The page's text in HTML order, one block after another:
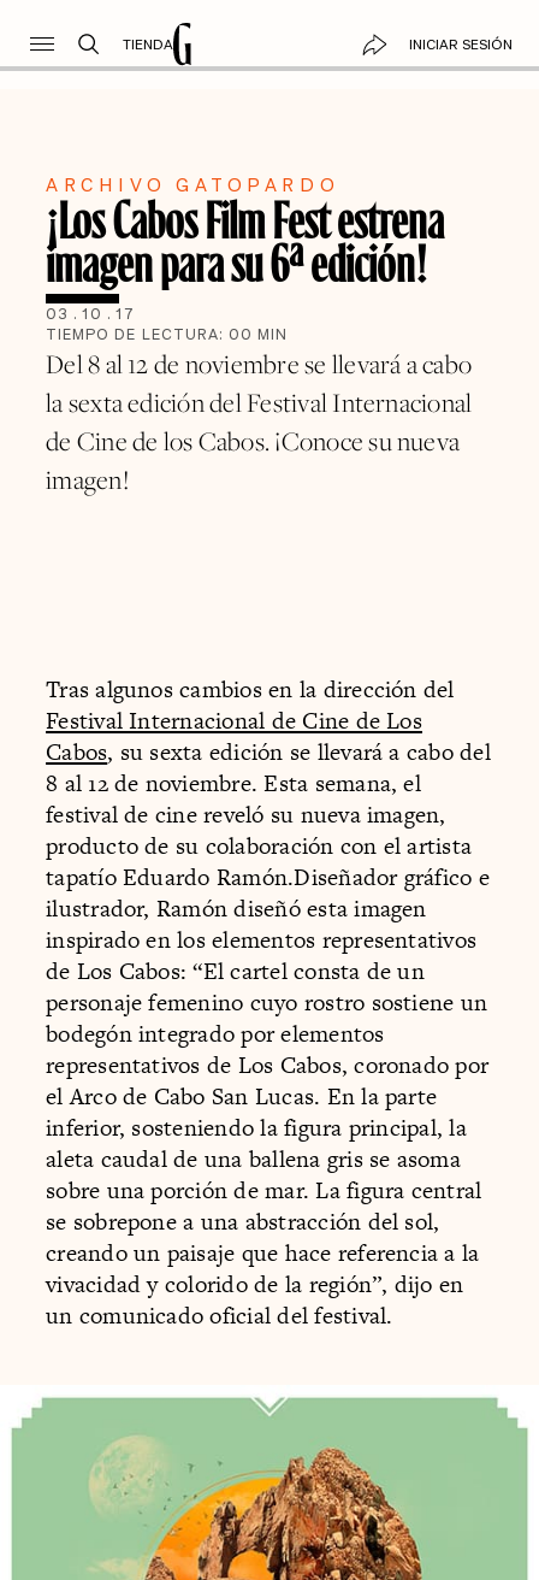
TIENDA INICIAR SESIÓN
ARCHIVO GATOPARDO
¡Los Cabos Film Fest estrena
imagen para su 6ª edición!
03 . 10 . 17
TIEMPO DE LECTURA: 00 MIN
Del 8 al 12 de noviembre se llevará a cabo
la sexta edición del Festival Internacional
de Cine de los Cabos. ¡Conoce su nueva
imagen!
Tras algunos cambios en la dirección del
Festival Internacional de Cine de Los
Cabos, su sexta edición se llevará a cabo del
8 al 12 de noviembre. Esta semana, el
festival de cine reveló su nueva imagen,
producto de su colaboración con el artista
tapatío Eduardo Ramón.Diseñador gráfico e
ilustrador, Ramón diseñó esta imagen
inspirado en los elementos representativos
de Los Cabos: “El cartel consta de un
personaje femenino cuyo rostro sostiene un
bodegón integrado por elementos
representativos de Los Cabos, coronado por
el Arco de Cabo San Lucas. En la parte
inferior, sosteniendo la figura principal, la
aleta caudal de una ballena gris se asoma
sobre una porción de mar. La figura central
se sobrepone a una abstracción del sol,
creando un paisaje que hace referencia a la
vivacidad y colorido de la región”, dijo en
un comunicado oficial del festival.